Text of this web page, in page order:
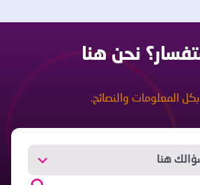
نحن هنا
بكل المعلومات والنصائح.
هنا